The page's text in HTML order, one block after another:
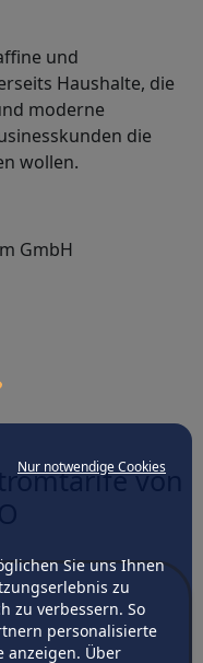
Nur notwendige Cookies
Sie uns Ihnen
zu
zu verbessern. So
personalisierte
anzeigen. Über
und
Haushalte, die
moderne
die
wollen.
GmbH
von